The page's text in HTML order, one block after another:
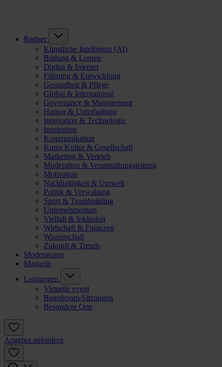
Redner
Künstliche Intelligenz (AI)
Bildung & Lernen
Digital & Internet
Führung & Entwicklung
Gesundheit & Pflege
Global & International
Governance & Management
Humor & Unterhaltung
Innovation & Technologie
Inspiration
Kommunikation
Kunst Kultur & Gesellschaft
Marketing & Vertrieb
Moderation & Veranstaltungsleitung
Motivation
Nachhaltigkeit & Umwelt
Politik & Verwaltung
Sport & Teambuilding
Unternehmertum
Vielfalt & Inklusion
Wirtschaft & Finanzen
Wissenschaft
Zukunft & Trends
Moderatoren
Magazin
Leistungen
Virtuelle event
Boardroom-Sitzungen
Besondere Orte
Angebot anfordern